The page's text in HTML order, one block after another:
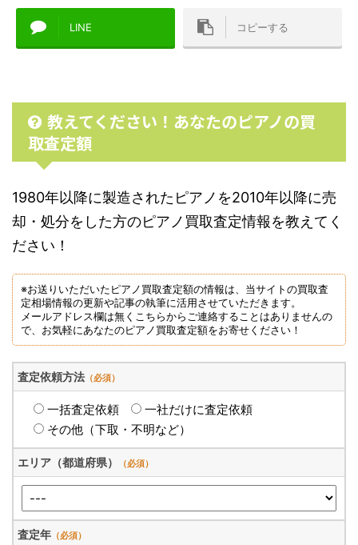
LINE コピーする
教えてください！あなたのピアノの買
取査定額
1980年以降に製造されたピアノを2010年以降に売
却・処分をした方のピアノ買取査定情報を教えてく
ださい！
※お送りいただいたピアノ買取査定額の情報は、当サイトの買取査
定相場情報の更新や記事の執筆に活用させていただきます。
メールアドレス欄は無くこちらからご連絡することはありませんの
で、お気軽にあなたのピアノ買取査定額をお寄せください！
査定依頼方法 （必須）
一括査定依頼
一社だけに査定依頼
その他（下取・不明など）
エリア（都道府県） （必須）
査定年 （必須）